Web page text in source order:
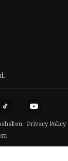
Privacy Policy